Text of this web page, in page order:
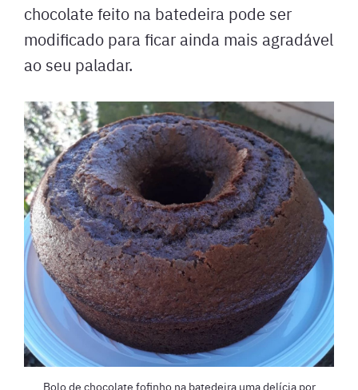
chocolate feito na batedeira pode ser
modificado para ficar ainda mais agradável
ao seu paladar.
Bolo de chocolate fofinho na batedeira uma delícia por